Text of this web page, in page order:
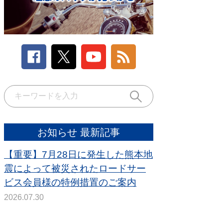
お知らせ 最新記事
【重要】7月28日に発生した熊本地
震によって被災されたロードサー
ビス会員様の特例措置のご案内
2026.07.30